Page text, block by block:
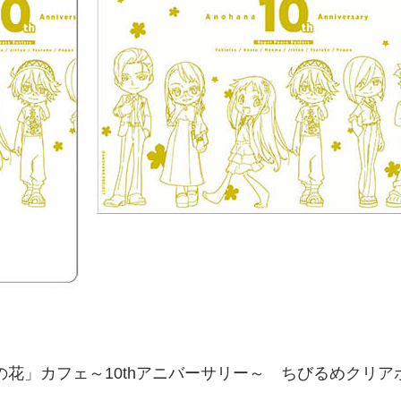
花」カフェ～10thアニバーサリー～ ちびるめクリア